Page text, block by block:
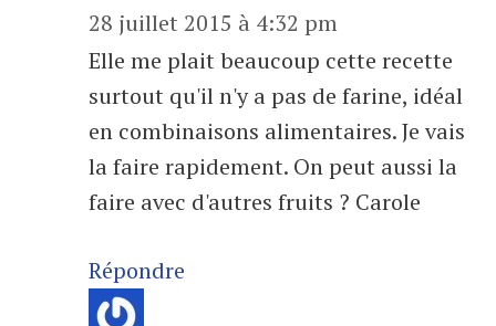
28 juillet 2015 à 4:32 pm
Elle me plait beaucoup cette recette
surtout qu'il n'y a pas de farine, idéal
en combinaisons alimentaires. Je vais
la faire rapidement. On peut aussi la
faire avec d'autres fruits ? Carole
Répondre